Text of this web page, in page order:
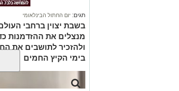
תגים: יום החתול הבינלאומי
בשבת יצוין ברחבי
מנצלים את ההזדמנות
ולהזכיר לתושבים את
בימי הקיץ החמים